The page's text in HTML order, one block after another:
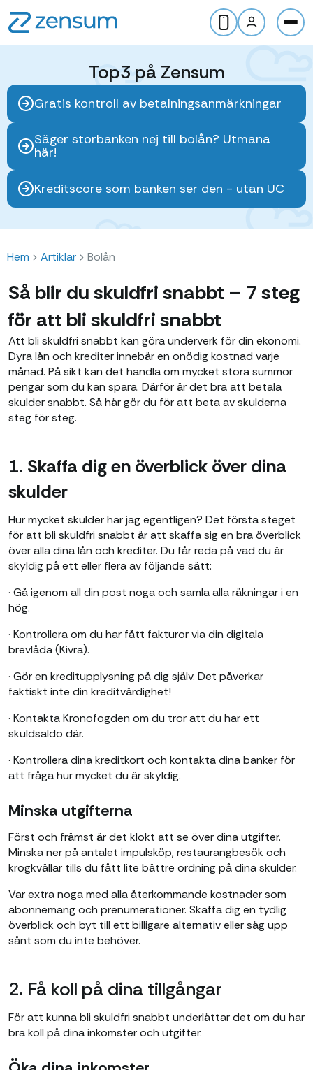
Top3 på Zensum
Gratis kontroll av betalningsanmärkningar
Säger storbanken nej till bolån? Utmana
här!
Kreditscore som banken ser den - utan UC
Hem Artiklar Bolån
Så blir du skuldfri snabbt – 7 steg
för att bli skuldfri snabbt
Att bli skuldfri snabbt kan göra underverk för din ekonomi.
Dyra lån och krediter innebär en onödig kostnad varje
månad. På sikt kan det handla om mycket stora summor
pengar som du kan spara. Därför är det bra att betala
skulder snabbt. Så här gör du för att beta av skulderna
steg för steg.
1. Skaffa dig en överblick över dina
skulder
Hur mycket skulder har jag egentligen? Det första steget
för att bli skuldfri snabbt är att skaffa sig en bra överblick
över alla dina lån och krediter. Du får reda på vad du är
skyldig på ett eller flera av följande sätt:
· Gå igenom all din post noga och samla alla räkningar i en
hög.
· Kontrollera om du har fått fakturor via din digitala
brevlåda (Kivra).
· Gör en kreditupplysning på dig själv. Det påverkar
faktiskt inte din kreditvärdighet!
· Kontakta Kronofogden om du tror att du har ett
skuldsaldo där.
· Kontrollera dina kreditkort och kontakta dina banker för
att fråga hur mycket du är skyldig.
Minska utgifterna
Först och främst är det klokt att se över dina utgifter.
Minska ner på antalet impulsköp, restaurangbesök och
krogkvällar tills du fått lite bättre ordning på dina skulder.
Var extra noga med alla återkommande kostnader som
abonnemang och prenumerationer. Skaffa dig en tydlig
överblick och byt till ett billigare alternativ eller säg upp
sånt som du inte behöver.
2. Få koll på dina tillgångar
För att kunna bli skuldfri snabbt underlättar det om du har
bra koll på dina inkomster och utgifter.